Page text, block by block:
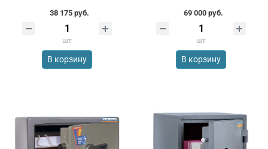
38 175 руб.
шт
В корзину
69 000 руб.
шт
В корзину